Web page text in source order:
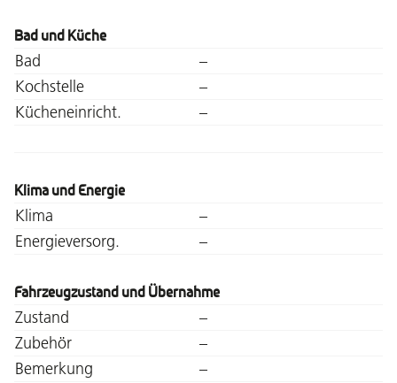
Bad und Küche
Bad
–
Kochstelle
–
Kücheneinricht.
–
Klima und Energie
Klima
–
Energieversorg.
–
Fahrzeugzustand und Übernahme
Zustand
–
Zubehör
–
Bemerkung
–